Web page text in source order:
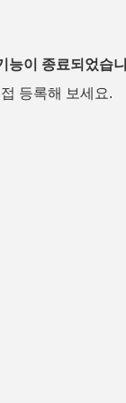
능이 종료되었습
등록해 보세요.